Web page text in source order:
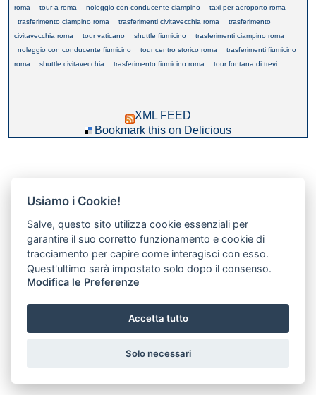
roma
tour a roma noleggio con conducente ciampino
taxi per aeroporto roma
trasferimento ciampino roma
trasferimenti civitavecchia roma
trasferimento
civitavecchia roma
tour vaticano shuttle fiumicino
trasferimenti ciampino roma
noleggio con conducente fiumicino
tour centro storico roma
trasferimenti fiumicino
roma
shuttle civitavecchia trasferimento fiumicino roma tour fontana di trevi
XML FEED
Bookmark this on Delicious
Usiamo i Cookie!
Salve, questo sito utilizza cookie essenziali per
garantire il suo corretto funzionamento e cookie di
tracciamento per capire come interagisci con esso.
Quest'ultimo sarà impostato solo dopo il consenso.
Modifica le Preferenze
Accetta tutto
Solo necessari
Preferenze GDPR Cookie